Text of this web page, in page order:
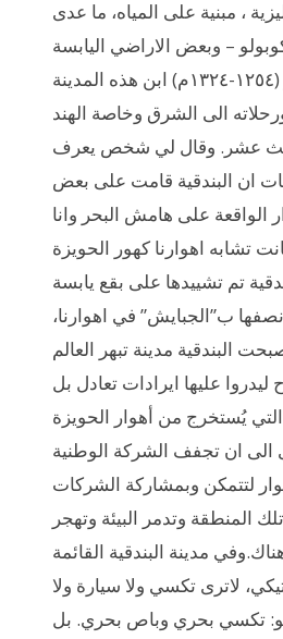
، مبنية على المياه، ما عدى
– وبعض الاراضي اليابسة
المتصلة به. وماركوبولو (١٢٥٤-١٣٢٤م) ابن هذه المدينة
الى الشرق وخاصة الهند
عشر. وقال لي شخص يعرف
ان البندقية قامت على بعض
الواقعة على هامش البحر وانا
تشابه اهوارنا كهور الحويزة
تم تشييدها على بقع يابسة
ب”الجبايش” في اهوارنا،
البندقية مدينة تبهر العالم
عليها ايرادات تعادل بل
يُستخرج من أهوار الحويزة
الى ان تجفف الشركة الوطنية
لتتمكن وبمشاركة الشركات
المنطقة وتدمر البيئة وتهجر
مدينة البندقية القائمة
لاترى تكسي ولا سيارة ولا
تكسي بحري وباص بحري. بل